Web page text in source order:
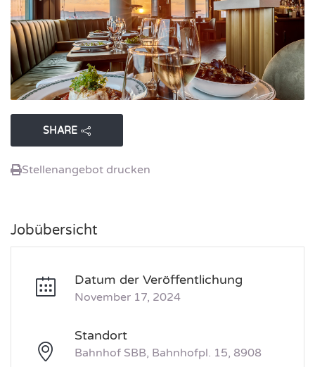
SHARE
Stellenangebot drucken
Jobübersicht
Datum der Veröffentlichung
November 17, 2024
Standort
Bahnhof SBB, Bahnhofpl. 15, 8908